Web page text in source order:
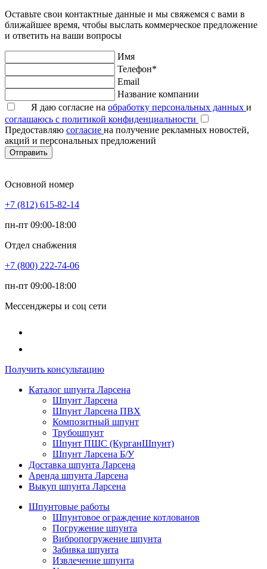
Оставьте свои контактные данные и мы свяжемся с вами в
ближайшее время, чтобы выслать коммерческое предложение
и ответить на ваши вопросы
Имя
Телефон*
Email
Название компании
Я даю согласие на обработку персональных данных и
соглашаюсь с политикой конфиденциальности
Предоставляю согласие на получение рекламных новостей,
акций и персональных предложений
Отправить
Основной номер
+7 (812) 615-82-14
пн-пт 09:00-18:00
Отдел снабжения
+7 (800) 222-74-06
пн-пт 09:00-18:00
Мессенджеры и соц сети
Получить консультацию
Каталог шпунта Ларсена
Шпунт Ларсена
Шпунт Ларсена ПВХ
Композитный шпунт
Трубошпунт
Шпунт ПШС (КурганШпунт)
Шпунт Ларсена Б/У
Доставка шпунта Ларсена
Аренда шпунта Ларсена
Выкуп шпунта Ларсена
Шпунтовые работы
Шпунтовое ограждение котлованов
Погружение шпунта
Вибропогружение шпунта
Забивка шпунта
Извлечение шпунта